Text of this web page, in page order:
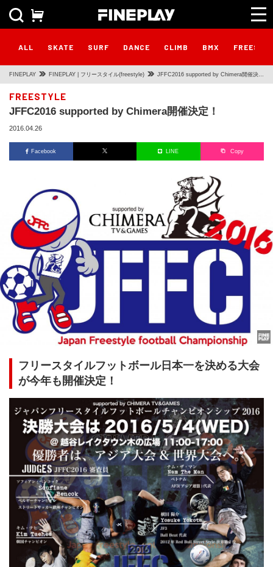
ALL SKATE SURF DANCE CLIMB BMX
FINEPLAY FINEPLAY | フリースタイル(freestyle) JFFC2016 supported by Chimera開催決
FREESTYLE
JFFC2016 supported by Chimera開催決定！
2016.04.26
Facebook LINE Copy
フリースタイルフットボール日本一を決める大会
が今年も開催決定！